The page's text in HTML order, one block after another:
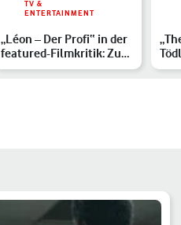
TV &
ENTERTAINMENT
„Léon – Der Profi“ in der
featured-Filmkritik: Zum
25. Geburtsta…